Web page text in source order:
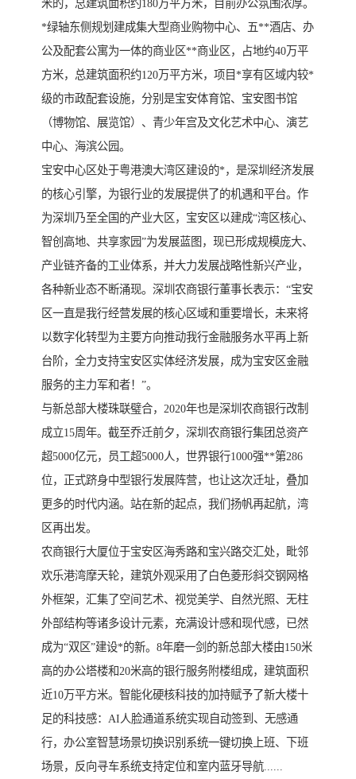
米的，总建筑面积约180万平方米，目前办公氛围浓厚。
*绿轴东侧规划建成集大型商业购物中心、五**酒店、办
公及配套公寓为一体的商业区**商业区，占地约40万平
方米，总建筑面积约120万平方米，项目*享有区域内较*
级的市政配套设施，分别是宝安体育馆、宝安图书馆
（博物馆、展览馆）、青少年宫及文化艺术中心、演艺
中心、海滨公园。
宝安中心区处于粤港澳大湾区建设的*，是深圳经济发展
的核心引擎，为银行业的发展提供了的机遇和平台。作
为深圳乃至全国的产业大区，宝安区以建成“湾区核心、
智创高地、共享家园”为发展蓝图，现已形成规模庞大、
产业链齐备的工业体系，并大力发展战略性新兴产业，
各种新业态不断涌现。深圳农商银行董事长表示：“宝安
区一直是我行经营发展的核心区域和重要增长，未来将
以数字化转型为主要方向推动我行金融服务水平再上新
台阶，全力支持宝安区实体经济发展，成为宝安区金融
服务的主力军和者！”。
与新总部大楼珠联璧合，2020年也是深圳农商银行改制
成立15周年。截至乔迁前夕，深圳农商银行集团总资产
超5000亿元，员工超5000人，世界银行1000强**第286
位，正式跻身中型银行发展阵营，也让这次迁址，叠加
更多的时代内涵。站在新的起点，我们扬帆再起航，湾
区再出发。
农商银行大厦位于宝安区海秀路和宝兴路交汇处，毗邻
欢乐港湾摩天轮，建筑外观采用了白色菱形斜交钢网格
外框架，汇集了空间艺术、视觉美学、自然光照、无柱
外部结构等诸多设计元素，充满设计感和现代感，已然
成为“双区”建设*的新。8年磨一剑的新总部大楼由150米
高的办公塔楼和20米高的银行服务附楼组成，建筑面积
近10万平方米。智能化硬核科技的加持赋予了新大楼十
足的科技感：AI人脸通道系统实现自动签到、无感通
行，办公室智慧场景切换识别系统一键切换上班、下班
场景，反向寻车系统支持定位和室内蓝牙导航......